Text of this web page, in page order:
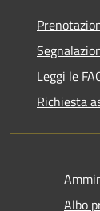
Leggi le
Richiesta
Albo